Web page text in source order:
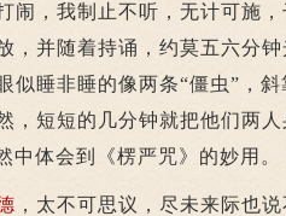
闹，我制止不听，无计可施，
并随着持诵，约莫五六分钟
似睡非睡的像两条“僵虫”，斜
，短短的几分钟就把他们两人
中体会到《楞严咒》的妙用。
，太不可思议，尽未来际也说